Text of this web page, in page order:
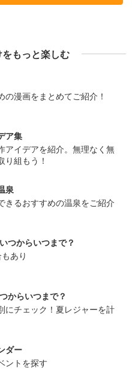
もっと楽しむ
の漫画をまとめてご紹介！
ア集
アイデアを紹介。無理なく無
り組もう！
泉
きるおすすめの温泉をご紹介
つからいつまで？
あり
からいつまで？
にチェック！夏レジャーを計
ダー
ントを探す